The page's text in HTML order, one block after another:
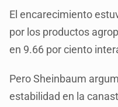
El encarecimiento
por los productos
en 9.66 por ciento
Pero Sheinbaum
estabilidad en la